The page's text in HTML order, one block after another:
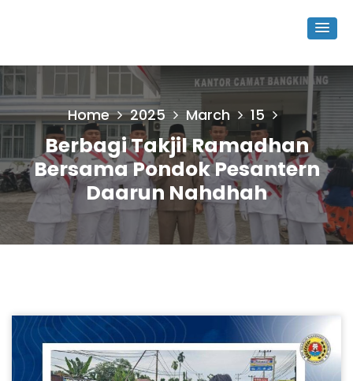
Home 2025 March 15
Berbagi Takjil Ramadhan
Bersama Pondok Pesantern
Daarun Nahdhah